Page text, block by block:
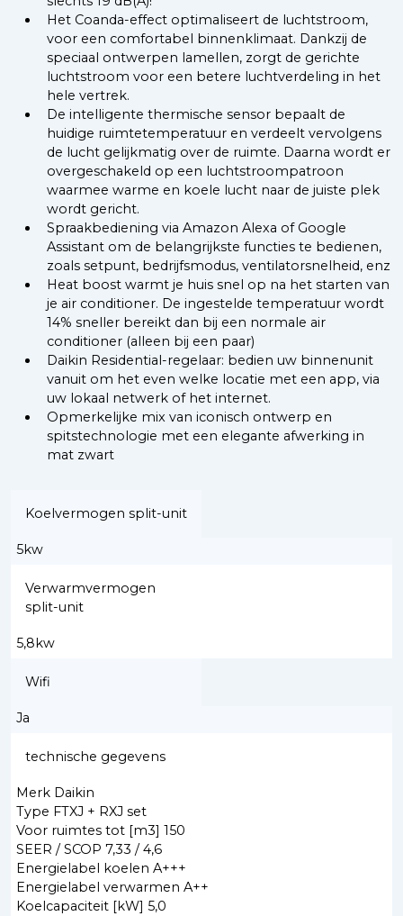
Het Coanda-effect optimaliseert de luchtstroom,
voor een comfortabel binnenklimaat. Dankzij de
speciaal ontwerpen lamellen, zorgt de gerichte
luchtstroom voor een betere luchtverdeling in het
hele vertrek.
De intelligente thermische sensor bepaalt de
huidige ruimtetemperatuur en verdeelt vervolgens
de lucht gelijkmatig over de ruimte. Daarna wordt er
overgeschakeld op een luchtstroompatroon
waarmee warme en koele lucht naar de juiste plek
wordt gericht.
Spraakbediening via Amazon Alexa of Google
Assistant om de belangrijkste functies te bedienen,
zoals setpunt, bedrijfsmodus, ventilatorsnelheid, enz
Heat boost warmt je huis snel op na het starten van
je air conditioner. De ingestelde temperatuur wordt
14% sneller bereikt dan bij een normale air
conditioner (alleen bij een paar)
Daikin Residential-regelaar: bedien uw binnenunit
vanuit om het even welke locatie met een app, via
uw lokaal netwerk of het internet.
Opmerkelijke mix van iconisch ontwerp en
spitstechnologie met een elegante afwerking in
mat zwart
Koelvermogen split-unit
5kw
Verwarmvermogen
split-unit
5,8kw
Wifi
Ja
technische gegevens
Merk Daikin
Type FTXJ + RXJ set
Voor ruimtes tot [m3] 150
SEER / SCOP 7,33 / 4,6
Energielabel koelen A+++
Energielabel verwarmen A++
Koelcapaciteit [kW] 5,0